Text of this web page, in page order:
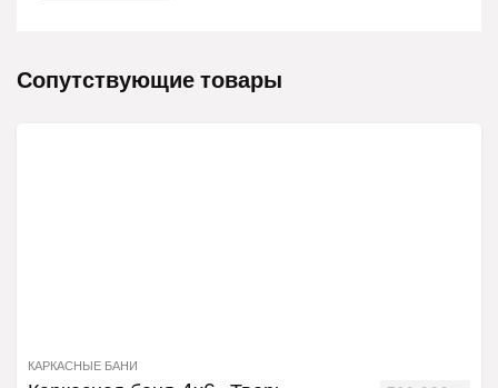
Сопутствующие товары
КАРКАСНЫЕ БАНИ